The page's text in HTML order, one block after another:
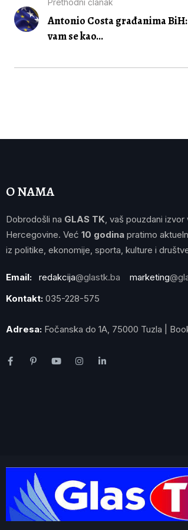
Prethodni članak
Antonio Costa građanima
vam se kao...
O NAMA
Dobrodošli na GLAS TK, vaš pouzdani izvor
Hercegovine. Već 10 godina pratimo
iz politike, ekonomije, sporta, kulture i
Email: redakcija@glastk.ba marketing
Kontakt: 035-228-575
Adresa: Fočanska do 1A, 75000 Tuzla |